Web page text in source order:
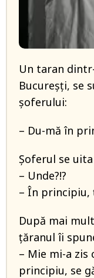
Un taran
Bucureşți, se
şoferului:
– Du-mă în
Şoferul se
– Unde?!?
– În principiu,
După mai
țăranul îi
– Mie mi-a zis
principiu, se